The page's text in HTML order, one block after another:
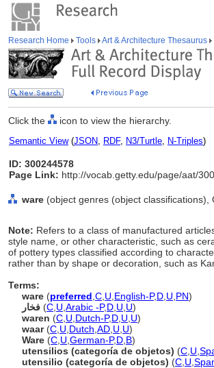
Research Home Tools Art & Architecture Thesaurus
Click the icon to view the hierarchy.
Semantic View(JSON, RDF, N3/Turtle, N-Triples)
ID: 300244578
Page Link: http://vocab.getty.edu/page/aat/
ware (object genres (object
Note: Refers to a class of manufactured
style name, or other characteristic, such as
of pottery types classified according to
rather than by shape or decoration, such as
Terms:
ware (preferred C U English-P,D U PN)
فخار (C U Arabic -P,D U U)
waren (C U Dutch-P,D U U)
waar(C U Dutch AD U U)
Ware (C U German-P,D B)
utensilios (categoría de objetos) (C U
utensilio (categoría de objetos) (C U